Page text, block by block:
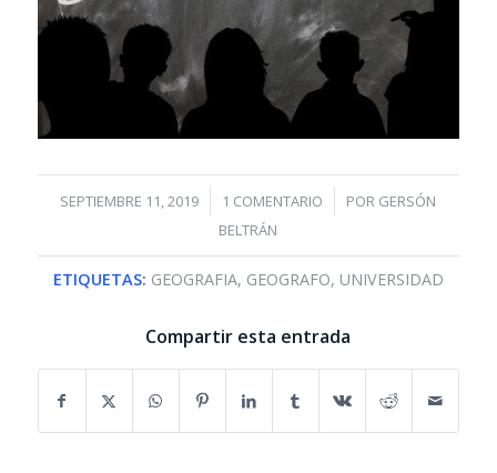
SEPTIEMBRE 11, 2019
/ 1 COMENTARIO
/ POR GERSÓN
BELTRÁN
ETIQUETAS: GEOGRAFIA, GEOGRAFO, UNIVERSIDAD
Compartir esta entrada